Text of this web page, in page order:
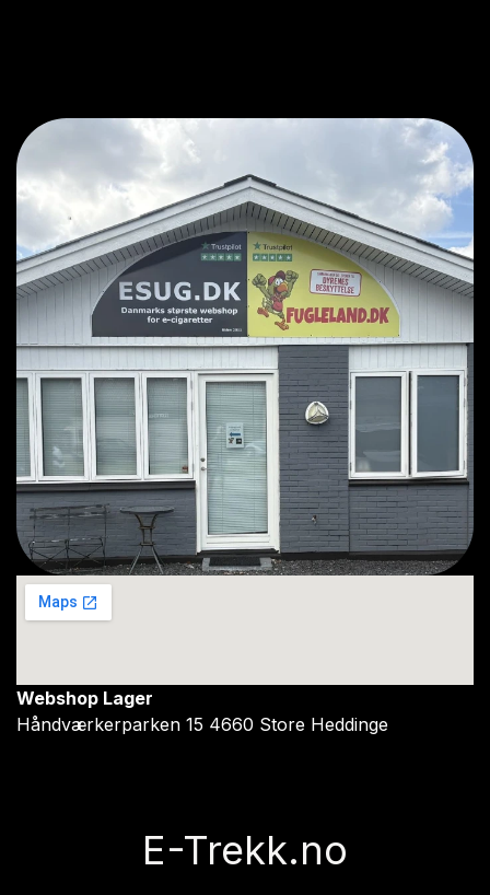
Webshop Lager
Håndværkerparken 15 4660 Store Heddinge
E-Trekk.no